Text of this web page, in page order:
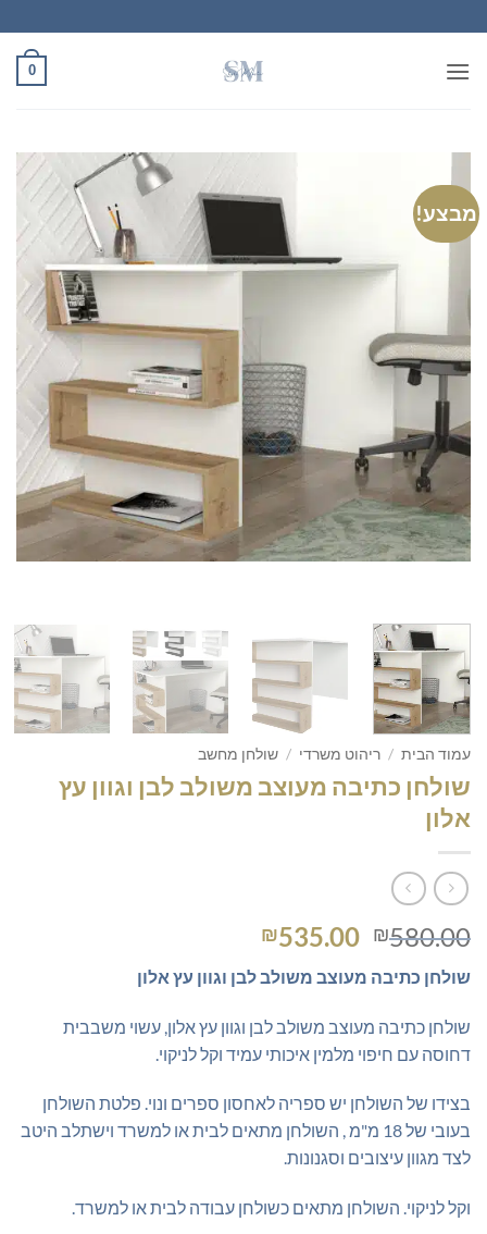
to
content
0
מבצע!
עמוד הבית / ריהוט משרדי / שולחן מחשב
שולחן כתיבה מעוצב משולב לבן וגוון עץ
אלון
₪580.00
המחיר
היה:
₪580.00.
₪535.00
הוא:
₪535.00.
שולחן כתיבה מעוצב משולב לבן וגוון עץ אלון
שולחן כתיבה מעוצב משולב לבן וגוון עץ אלון, עשוי משבבית
דחוסה עם חיפוי מלמין איכותי עמיד וקל לניקוי.
בצידו של השולחן יש ספריה לאחסון ספרים ונוי. פלטת השולחן
בעובי של 18 מ"מ , השולחן מתאים לבית או למשרד וישתלב היטב
לצד מגוון עיצובים וסגנונות.
וקל לניקוי. השולחן מתאים כשולחן עבודה לבית או למשרד.